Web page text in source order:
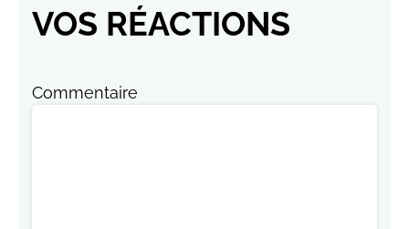
VOS RÉACTIONS
Commentaire